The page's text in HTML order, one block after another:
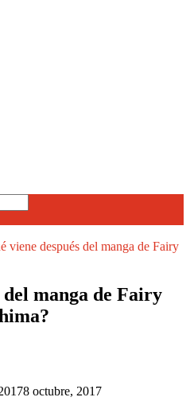
viene después del manga de Fairy
del manga de Fairy
8 octubre, 2017